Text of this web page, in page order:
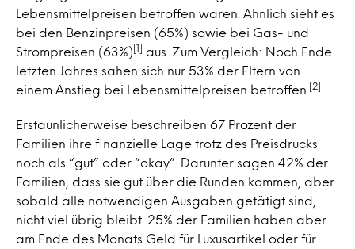
Lebensmittelpreisen betroffen waren. Ähnlich sieht es
bei den Benzinpreisen (65%) sowie bei Gas- und
Strompreisen (63%) [1]
aus. Zum Vergleich: Noch Ende
letzten Jahres sahen sich nur 53% der Eltern von
einem Anstieg bei Lebensmittelpreisen betroffen.
[2]
Erstaunlicherweise beschreiben 67 Prozent der
Familien ihre finanzielle Lage trotz des Preisdrucks
noch als “gut” oder “okay”. Darunter sagen 42% der
Familien, dass sie gut über die Runden kommen, aber
sobald alle notwendigen Ausgaben getätigt sind,
nicht viel übrig bleibt. 25% der Familien haben aber
am Ende des Monats Geld für Luxusartikel oder für